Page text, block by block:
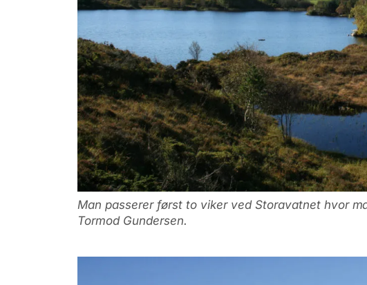
Man passerer først to viker ved Storavatnet hvor
Tormod Gundersen.